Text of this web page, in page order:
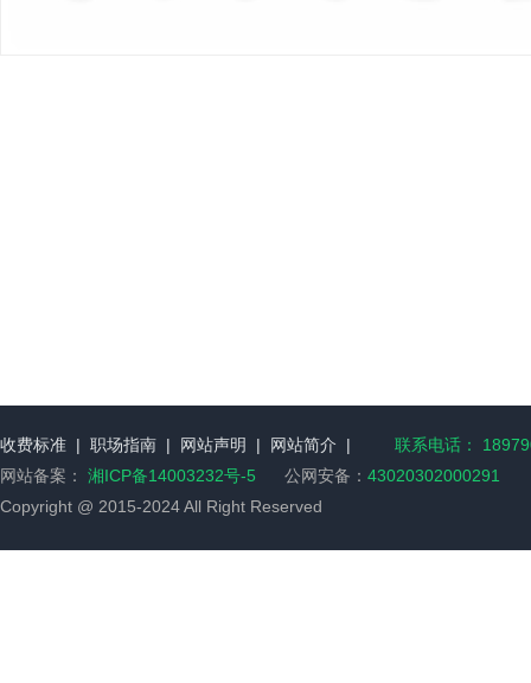
收费标准 | 职场指南 | 网站声明 | 网站简介 |
联系电话：
网站备案： 湘ICP备14003232号-5 公网安备： 43020302000291
Copyright @ 2015-2024 All Right Reserved